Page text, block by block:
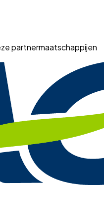
partnermaatschappijen